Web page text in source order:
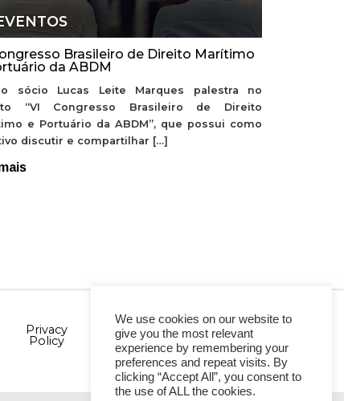
Brasileiro de Direito Marítimo
da ABDM
sócio Lucas Leite Marques palestra no
“VI Congresso Brasileiro de Direito
e Portuário da ABDM”, que possui como
discutir e compartilhar […]
Privacy
Policy
We use cookies on our website to
give you the most relevant
experience by remembering your
preferences and repeat visits. By
clicking “Accept All”, you consent to
the use of ALL the cookies.